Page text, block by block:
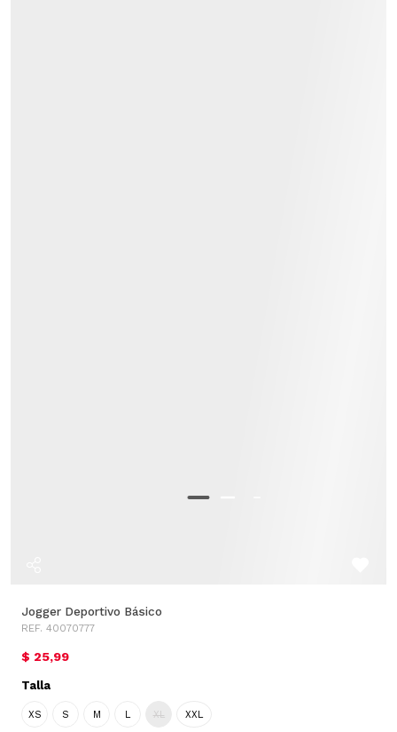
Jogger Deportivo Básico
REF. 40070777
$ 25,99
Talla
XS S M L XL XXL